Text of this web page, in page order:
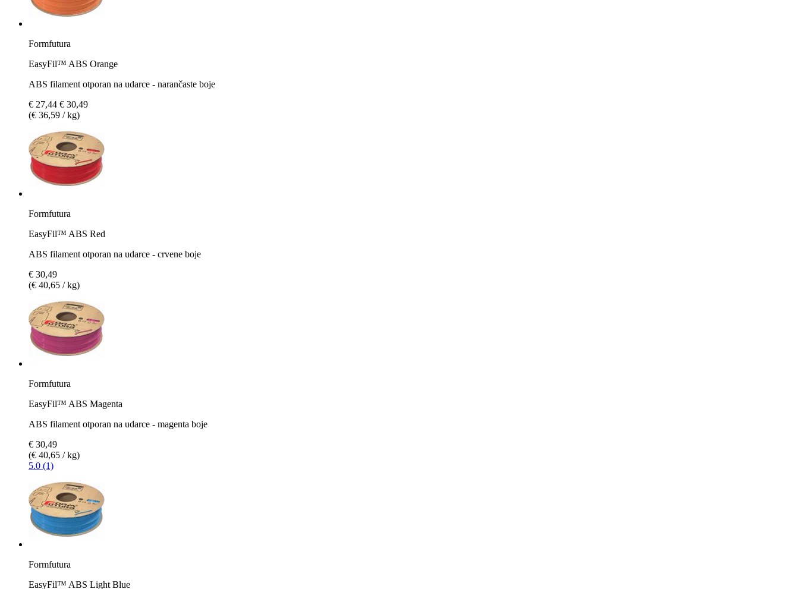
Formfutura
EasyFil™ ABS Orange
ABS filament otporan na udarce - narančaste boje
€ 27,44 € 30,49
(€ 36,59 / kg)
Formfutura
EasyFil™ ABS Red
ABS filament otporan na udarce - crvene boje
€ 30,49
(€ 40,65 / kg)
Formfutura
EasyFil™ ABS Magenta
ABS filament otporan na udarce - magenta boje
€ 30,49
(€ 40,65 / kg)
5.0 (1)
Formfutura
EasyFil™ ABS Light Blue